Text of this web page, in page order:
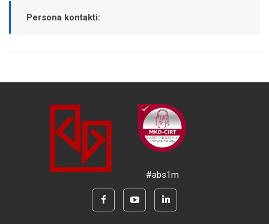
Persona kontakti:
#abs1m